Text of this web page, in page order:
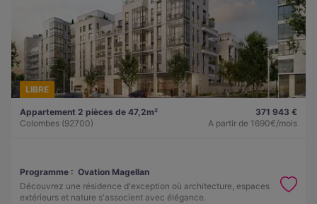
LIBRE
Appartement 2 pièces de 47,2m²
Colombes (92700)
371 943 €
A partir de 1690€/mois
Programme : Ovation Magellan
Découvrez une résidence d'exception où architecture, espaces
extérieurs et nature s'associent avec élégance.